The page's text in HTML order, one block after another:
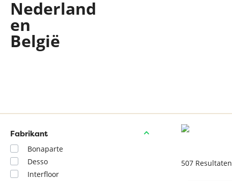
Fabrikant
Bonaparte
Desso
Interfloor
507 Resultaten